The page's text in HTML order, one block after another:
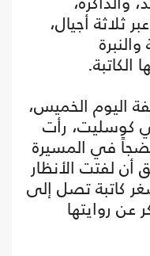
ثلاثة أجيال،
اليوم الخميس،
كوسليت، رأت
نضجاً في المسيرة
أن لفتت الأنظار
أصغر كاتبة تصل إلى
عن روايتها